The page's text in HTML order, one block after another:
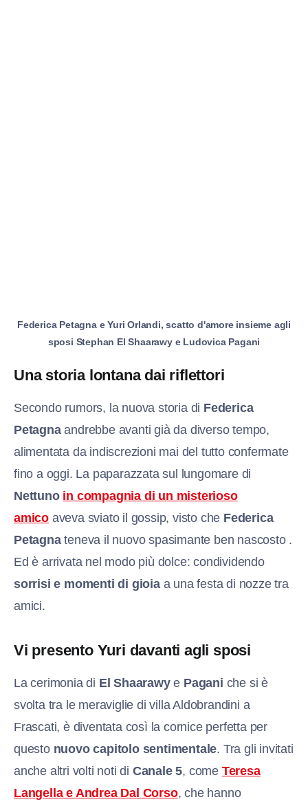
Federica Petagna e Yuri Orlandi, scatto d'amore insieme agli
sposi Stephan El Shaarawy e Ludovica Pagani
Una storia lontana dai riflettori
Secondo rumors, la nuova storia di Federica
Petagnaandrebbe avanti già da diverso tempo,
alimentata da indiscrezioni mai del tutto confermate
fino a oggi. La paparazzata sul lungomare di
Nettuno in compagnia di un misterioso
amico aveva sviato il gossip, visto che Federica
Petagnateneva il nuovo spasimante ben nascosto .
Ed è arrivata nel modo più dolce: condividendo
sorrisi e momenti di gioia a una festa di nozze tra
amici.
Vi presento Yuri davanti agli sposi
La cerimonia di El Shaarawye Pagani che si è
svolta tra le meraviglie di villa Aldobrandini a
Frascati, è diventata così la cornice perfetta per
questonuovo capitolo sentimentale. Tra gli invitati
anche altri volti noti di Canale 5, come Teresa
Langella e Andrea Dal Corso, che hanno